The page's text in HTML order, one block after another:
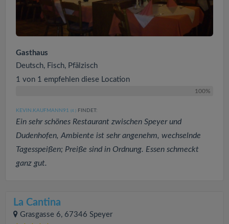
Gasthaus
Deutsch, Fisch, Pfälzisch
1 von 1 empfehlen diese Location
100%
KEVIN.KAUFMANN91 (4 ) FINDET:
Ein sehr schönes Restaurant zwischen Speyer und
Dudenhofen, Ambiente ist sehr angenehm, wechselnde
Tagesspeißen; Preiße sind in Ordnung. Essen schmeckt
ganz gut.
La Cantina
Grasgasse 6, 67346 Speyer